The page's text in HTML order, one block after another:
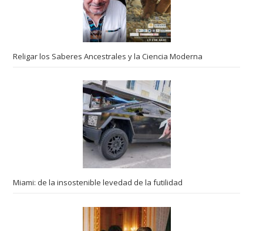
Religar los Saberes Ancestrales y la Ciencia Moderna
Miami: de la insostenible levedad de la futilidad